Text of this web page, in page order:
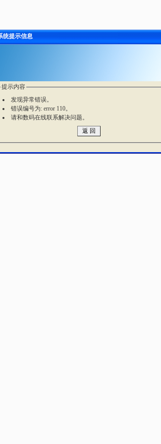
统提示信息
提示内容
发现异常错误。
错误编号为: error 110。
请和数码在线联系解决问题。